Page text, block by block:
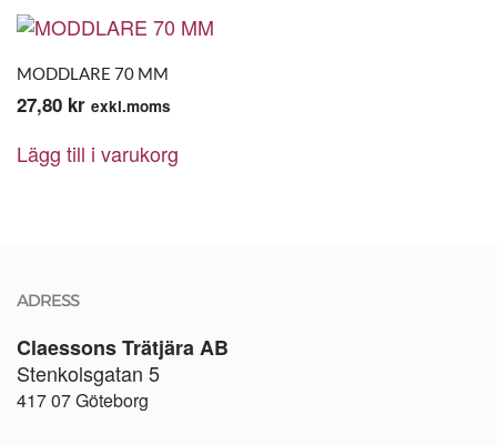
MODDLARE 70 MM
27,80 kr exkl.moms
Lägg till i varukorg
ADRESS
Claessons Trätjära AB
Stenkolsgatan 5
417 07 Göteborg